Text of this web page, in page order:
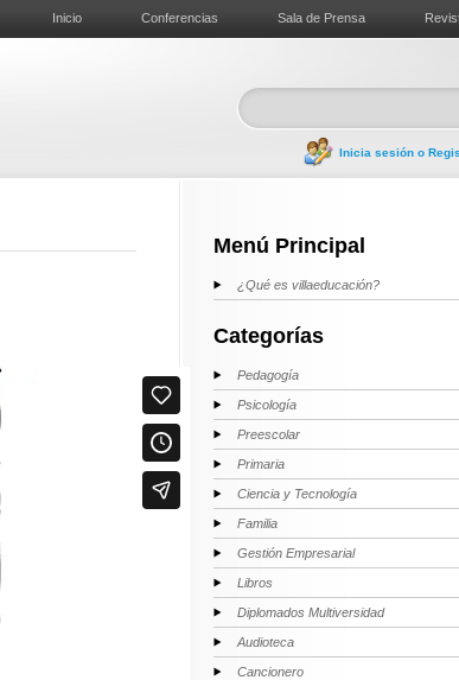
Inicio Conferencias Sala de Prensa
Inicia sesión o
Menú Principal
¿Qué es villaeducación?
Categorías
Pedagogía
Psicología
Preescolar
Primaria
Ciencia y Tecnología
Familia
Gestión Empresarial
Libros
Diplomados Multiversidad
Audioteca
Cancionero